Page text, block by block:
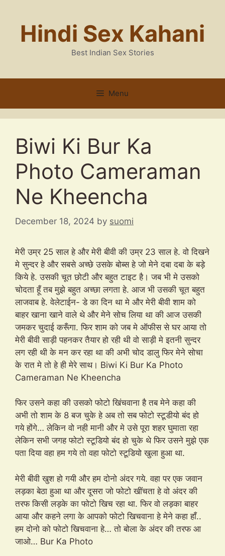
contentHindi Sex Kahani
Best Indian Sex Stories
Menu
Biwi Ki Bur Ka
Photo Cameraman
Ne Kheencha
December 18, 2024 by suomi
मेरी उम्र 25 साल हे और मेरी बीवी की उम्र 23 साल हे. वो दिखने
मे सुन्दर हे और सबसे अच्छे उसके बोब्स हे जो मेने दबा दबा के बड़े
किये हे. उसकी चूत छोटी और बहुत टाइट है। जब भी मे उसको
चोदता हूँ तब मुझे बहुत अच्छा लगता हे. आज भी उसकी चूत बहुत
लाजवाब हे. वेलेटाईन- डे का दिन था मे और मेरी बीवी शाम को
बाहर खाना खाने वाले थे और मेने सोच लिया था की आज उसकी
जमकर चुदाई करूँगा. फिर शाम को जब मे ऑफीस से घर आया तो
मेरी बीवी साड़ी पहनकर तैयार हो रही थी वो साड़ी मे इतनी सुन्दर
लग रही थी के मन कर रहा था की अभी चोद डालु फिर मेने सोचा
के रात मे तो हे ही मेरे साथ। Biwi Ki Bur Ka Photo
Cameraman Ne Kheencha
फिर उसने कहा की उसको फोटो खिंचवाना है तब मेने कहा की
अभी तो शाम के 8 बज चुके हे अब तो सब फोटो स्टूडीयो बंद हो
गये होंगे… लेकिन वो नही मानी और मे उसे पूरा शहर घुमाता रहा
लेकिन सभी जगह फोटो स्टूडियो बंद हो चुके थे फिर उसने मुझे एक
पता दिया वहा हम गये तो वहा फोटो स्टूडियो खुला हुआ था.
मेरी बीवी खुश हो गयी और हम दोनो अंदर गये. वहा पर एक जवान
लड़का बेठा हुआ था और दूसरा जो फोटो खींचता हे वो अंदर की
तरफ किसी लड़के का फोटो खिच रहा था. फिर वो लड़का बाहर
आया और कहने लगा के आपको फोटो खिचवाना हे मेने कहा हाँ..
हम दोनो को फोटो खिचवाना हे… तो बोला के अंदर की तरफ आ
जाओ… Bur Ka Photo